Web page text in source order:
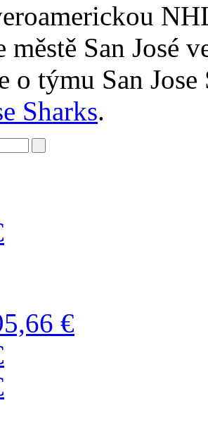
městě San José
o týmu San
Sharks.
€